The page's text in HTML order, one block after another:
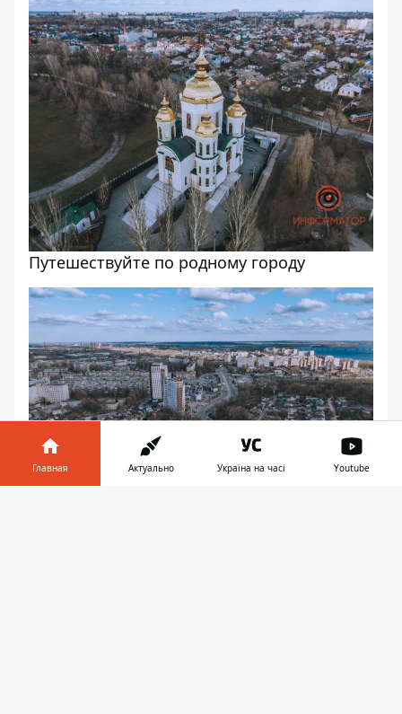
Путешествуйте по родному городу
Главная Актуально Україна на часі Youtube